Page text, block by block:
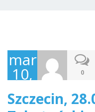
marzec
10,
2015
0
Szczecin,